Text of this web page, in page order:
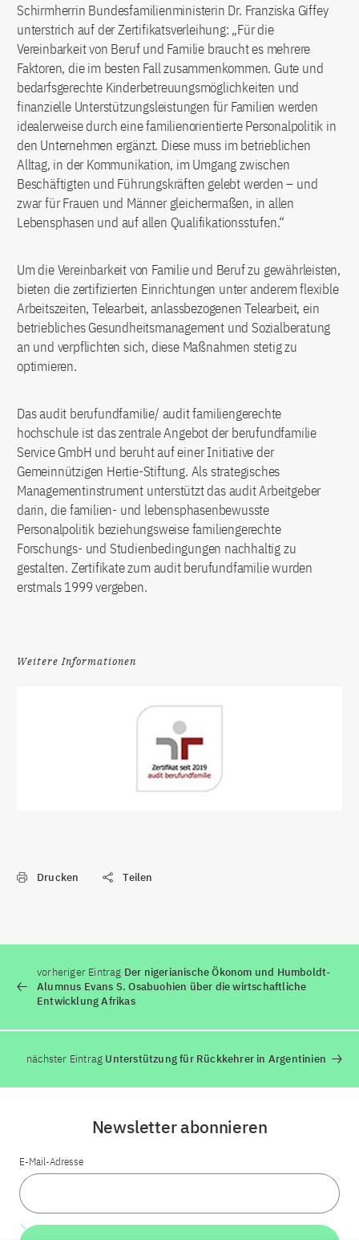
Schirmherrin Bundesfamilienministerin Dr. Franziska Giffey
unterstrich auf der Zertifikatsverleihung: „Für die
Vereinbarkeit von Beruf und Familie braucht es mehrere
Faktoren, die im besten Fall zusammenkommen. Gute und
bedarfsgerechte Kinderbetreuungsmöglichkeiten und
finanzielle Unterstützungsleistungen für Familien werden
idealerweise durch eine familienorientierte Personalpolitik in
den Unternehmen ergänzt. Diese muss im betrieblichen
Alltag, in der Kommunikation, im Umgang zwischen
Beschäftigten und Führungskräften gelebt werden – und
zwar für Frauen und Männer gleichermaßen, in allen
Lebensphasen und auf allen Qualifikationsstufen.“
Um die Vereinbarkeit von Familie und Beruf zu gewährleisten,
bieten die zertifizierten Einrichtungen unter anderem flexible
Arbeitszeiten, Telearbeit, anlassbezogenen Telearbeit, ein
betriebliches Gesundheitsmanagement und Sozialberatung
an und verpflichten sich, diese Maßnahmen stetig zu
optimieren.
Das audit berufundfamilie/ audit familiengerechte
hochschule ist das zentrale Angebot der berufundfamilie
Service GmbH und beruht auf einer Initiative der
Gemeinnützigen Hertie-Stiftung. Als strategisches
Managementinstrument unterstützt das audit Arbeitgeber
darin, die familien- und lebensphasenbewusste
Personalpolitik beziehungsweise familiengerechte
Forschungs- und Studienbedingungen nachhaltig zu
gestalten. Zertifikate zum audit berufundfamilie wurden
erstmals 1999 vergeben.
Weitere Informationen
Drucken Teilen
vorheriger Eintrag Der nigerianische Ökonom und Humboldt-
Alumnus Evans S. Osabuohien über die wirtschaftliche
Entwicklung Afrikas
nächster Eintrag Unterstützung für Rückkehrer in Argentinien
Newsletter abonnieren
E-Mail-Adresse